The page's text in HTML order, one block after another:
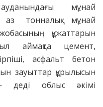
мұнай
аз тонналық мұнай
құжаттарын
аймақта цемент,
асфальт бетон
зауыттар құрылысын
деді облыс әкімі